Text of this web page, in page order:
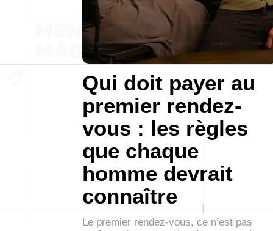
Qui doit payer au
premier rendez-
vous : les règles
que chaque
homme devrait
connaître
Le premier rendez-vous, ce n’est pas